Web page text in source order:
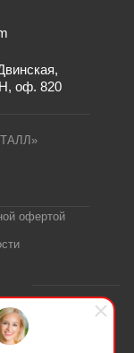
оф. 820
офертой